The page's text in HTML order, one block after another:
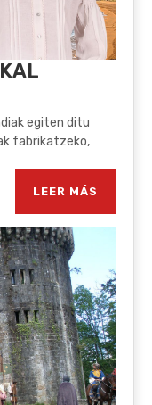
egiten ditu
fabrikatzeko,
LEER MÁS